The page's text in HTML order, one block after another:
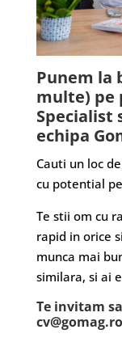
Punem la
multe) pe
Specialist
echipa
Cauti un loc
cu potential
Te stii om cu
rapid in orice
munca mai
similara, si ai
Te invitam
cv@gomag.ro